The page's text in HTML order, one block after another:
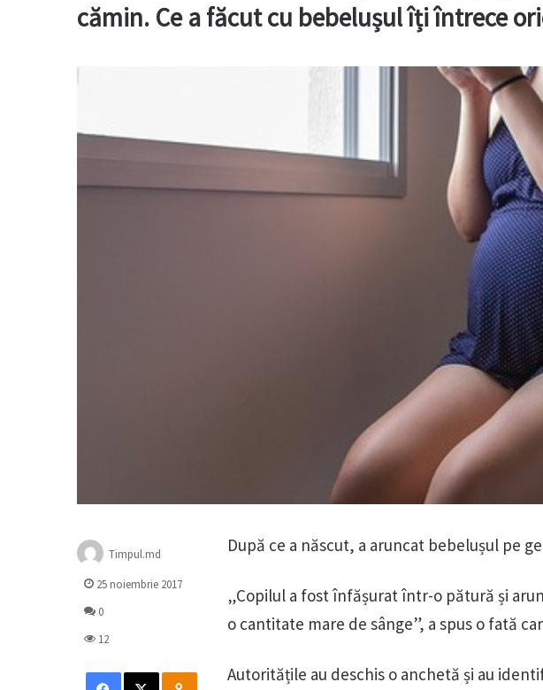
cămin. Ce a făcut cu bebelușul îți întrece
După ce a născut, a aruncat bebelușul pe
„Copilul a fost înfășurat într-o pătură și
o cantitate mare de sânge”, a spus o fată
Autoritățile au deschis o anchetă și au
Timpul.md
25 noiembrie 2017
0
12
Facebook
X Odnoklassniki